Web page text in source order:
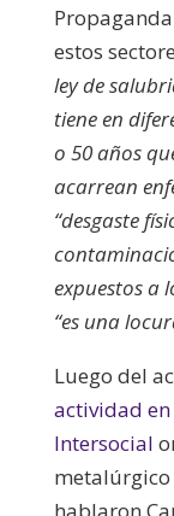
estos
ley de
tiene en
o 50 años
acarrean
“desgaste
expuestos a
“es una
Luego del
actividad
Intersocial
metalúrgico
hablaron